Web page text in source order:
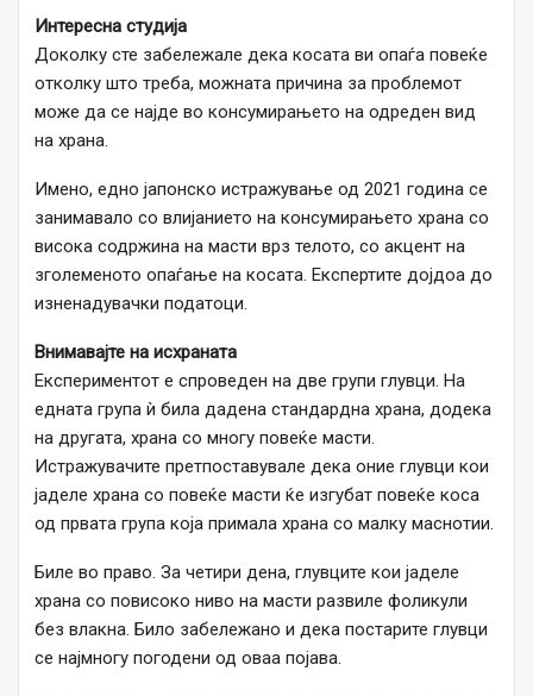
Интересна студија
Доколку сте забележале дека косата ви опаѓа повеќе
отколку што треба, можната причина за проблемот
може да се најде во консумирањето на одреден вид
на храна.
Имено, едно јапонско истражување од 2021 година се
занимавало со влијанието на консумирањето храна со
висока содржина на масти врз телото, со акцент на
зголеменото опаѓање на косата. Експертите дојдоа до
изненадувачки податоци.
Внимавајте на исхраната
Експериментот е спроведен на две групи глувци. На
едната група ѝ била дадена стандардна храна, додека
на другата, храна со многу повеќе масти.
Истражувачите претпоставувале дека оние глувци кои
јаделе храна со повеќе масти ќе изгубат повеќе коса
од првата група која примала храна со малку маснотии.
Биле во право. За четири дена, глувците кои јаделе
храна со повисоко ниво на масти развиле фоликули
без влакна. Било забележано и дека постарите глувци
се најмногу погодени од оваа појава.